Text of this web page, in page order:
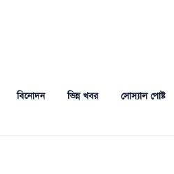
বিনোদন ভিন্ন খবর সোস্যাল পোষ্ট